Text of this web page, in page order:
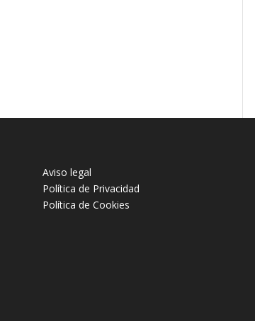
Aviso legal
Política de Privacidad
Política de Cookies